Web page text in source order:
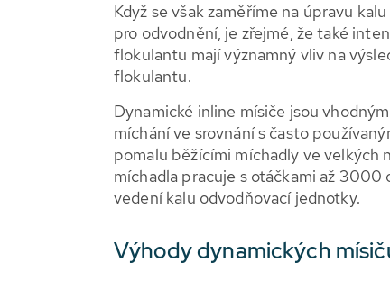
Když se však zaměříme na úpravu
pro odvodnění, je zřejmé, že také
flokulantu mají významný vliv na
flokulantu.
Dynamické inline mísiče jsou
míchání ve srovnání s často
pomalu běžícími míchadly ve velkých
míchadla pracuje s otáčkami až
vedení kalu odvodňovací jednotky.
Výhody dynamických